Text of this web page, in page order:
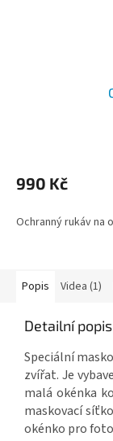
990 Kč
Ochranný rukáv na
Popis Videa (1)
Detailní
Speciální
zvířat. Je
malá okénka
maskovací
okénko pro